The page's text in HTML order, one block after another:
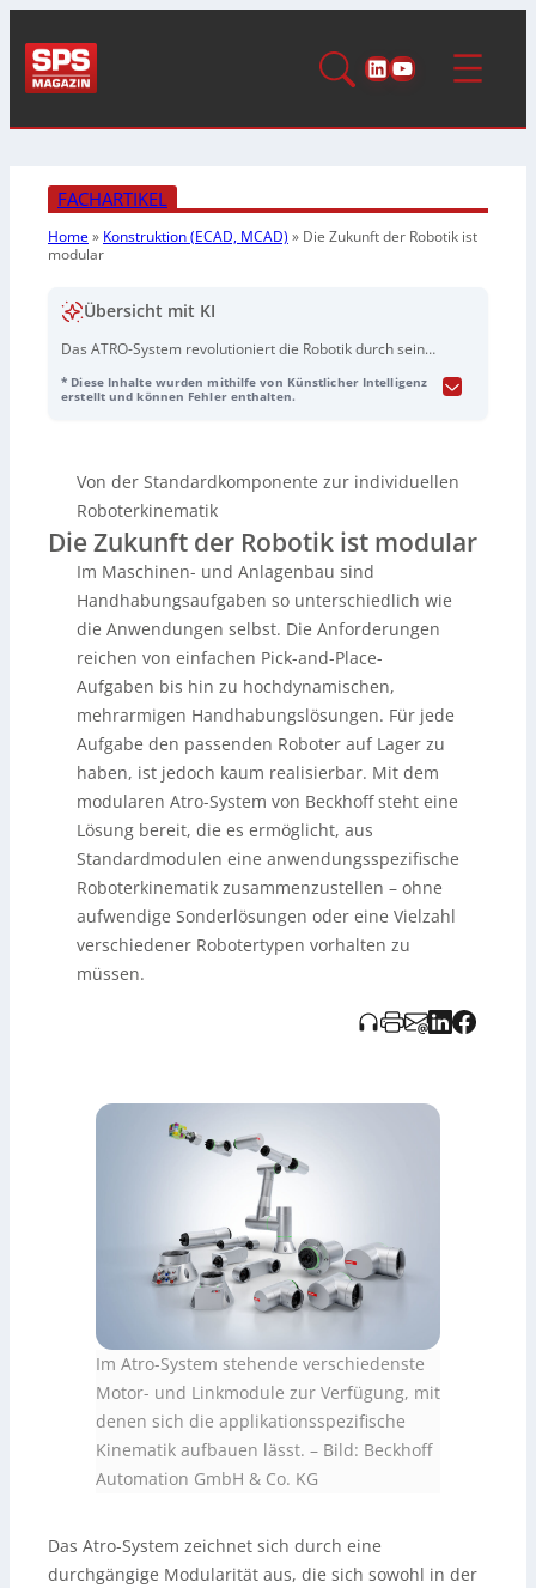
LinkedIn
YouTube
FACHARTIKEL
Home» Konstruktion (ECAD, MCAD) » Die Zukunft der Robotik ist
modular
Übersicht mit KI
Das ATRO-System revolutioniert die Robotik durch seine
was die Realisierung individueller Kinematiken
endlose Rotation aller Achsen und die interne
Medienführung verbessern die Flexibilität und
verringern den Wartungsaufwand. Die vollständige
Integration in die PC-basierte SteuerungTwinCAT
ermöglicht eine nahtlose Einbindung in bestehende
Automatisierungssysteme und erleichtert die
Bewegungsprogrammierung. Vor allem in
variantenreichen Montagen bietet das System durch
einfache Anpassungsmöglichkeiten eine
zukunftssichere Lösung, die den Anforderungen der
Industrie 4.0 gerecht wird. Aktuelle Sicherheitsnormen
werden durch vorgeprüfte Sicherheitstemplates
unterstützt, was die normkonforme Umsetzung
vereinfacht.
* Diese Inhalte wurden mithilfe von Künstlicher Intelligenz
erstellt und können Fehler enthalten.
Von der Standardkomponente zur individuellen
Roboterkinematik
Die Zukunft der Robotik ist modular
Im Maschinen- und Anlagenbau sind
Handhabungsaufgaben so unterschiedlich wie
die Anwendungen selbst. Die Anforderungen
reichen von einfachen Pick-and-Place-
Aufgaben bis hin zu hochdynamischen,
mehrarmigen Handhabungslösungen. Für jede
Aufgabe den passenden Roboter auf Lager zu
haben, ist jedoch kaum realisierbar. Mit dem
modularen Atro-System von Beckhoff steht eine
Lösung bereit, die es ermöglicht, aus
Standardmodulen eine anwendungsspezifische
Roboterkinematik zusammenzustellen – ohne
aufwendige Sonderlösungen oder eine Vielzahl
verschiedener Robotertypen vorhalten zu
müssen.
Im Atro-System stehende verschiedenste
Motor- und Linkmodule zur Verfügung, mit
denen sich die applikationsspezifische
Kinematik aufbauen lässt. – Bild: Beckhoff
Automation GmbH & Co. KG
Das Atro-System zeichnet sich durch eine
durchgängige Modularität aus, die sich sowohl in der